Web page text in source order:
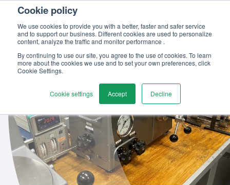
Cookie policy
We use cookies to provide you with a better, faster and safer service
and to support our business. Different cookies are used to personalize
content, analyze the traffic and monitor performance .
By continuing to use our site, you agree to the use of cookies. To learn
more about the cookies we use and to set your own preferences, click
Cookie Settings.
Cookie settings Accept Decline